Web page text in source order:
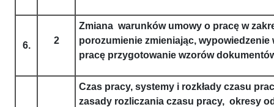
6. 2
Zmiana warunków umowy o pracę w
porozumienie zmieniając,
pracę przygotowanie wzorów
Czas pracy, systemy i rozkłady czasu
zasady rozliczania czasu pracy, okresy